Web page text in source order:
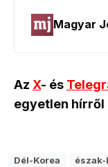
Az X- és
egyetlen hírről
Dél-Korea észak-